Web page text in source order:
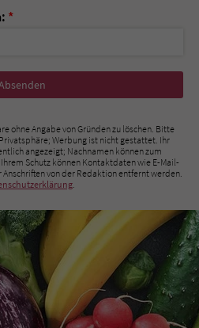
*
ohne Angabe von Gründen zu löschen. Bitte
Werbung ist nicht gestattet. Ihr
angezeigt; Nachnamen können zum
Schutz können Kontaktdaten wie E-Mail-
von der Redaktion entfernt werden.